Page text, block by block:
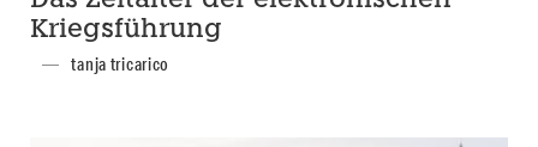
Kriegsführung
tanja tricarico